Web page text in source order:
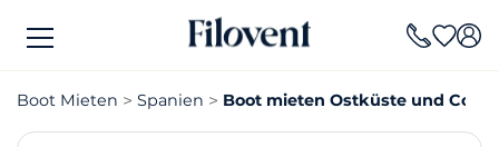
Boot Mieten Spanien Boot mieten Ostküste und